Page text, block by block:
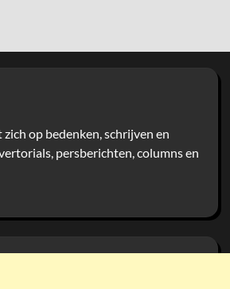
op bedenken, schrijven en
persberichten, columns en